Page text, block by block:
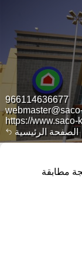
الصفحة الرئيسية
966114636677
https://www.saco-
مطابقة